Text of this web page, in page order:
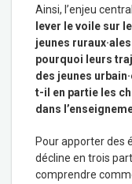
Ainsi, l’enjeu
lever le voile sur
jeunes
pourquoi leurs
des jeunes
t-il en partie les
dans
Pour apporter des
décline en trois
comprendre